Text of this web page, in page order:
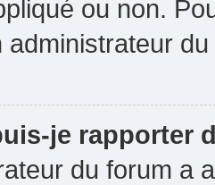
ou non.
administrateur
je rapporter
du forum a